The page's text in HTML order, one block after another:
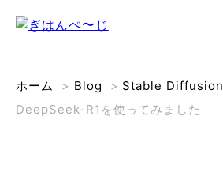
ホーム > Blog > Stable Diffusion
DeepSeek-R1を使ってみました